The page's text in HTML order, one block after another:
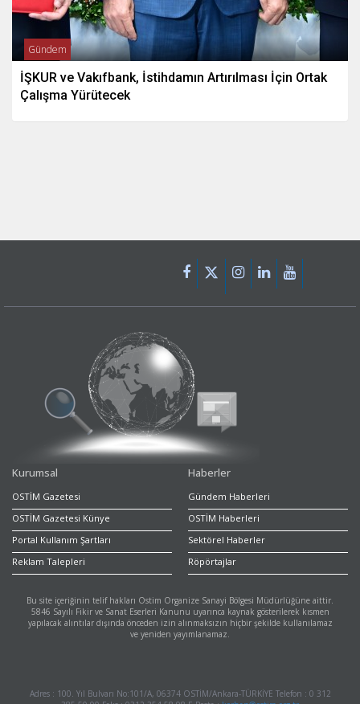
Gündem
İŞKUR ve Vakıfbank, İstihdamın Artırılması İçin Ortak
Çalışma Yürütecek
Kurumsal
OSTİM Gazetesi
OSTİM Gazetesi Künye
Portal Kullanım Şartları
Reklam Talepleri
Haberler
Gündem Haberleri
OSTİM Haberleri
Sektörel Haberler
Röpörtajlar
Bu site içeriğinin telif hakları Ostim Organize Sanayi Bölgesi Müdürlüğüne aittir.
5846 Sayılı Fikir ve Sanat Eserleri Kanunu uyarınca kaynak gösterilerek kısmen
yapılacak alıntılar dışında önceden izin alınmaksızın hiçbir şekilde kullanılamaz
ve yeniden yayımlanamaz.
Adres : 100. Yıl Bulvarı No:101/A, 06374 OSTİM/Ankara-TÜRKİYE Telefon : 0 312